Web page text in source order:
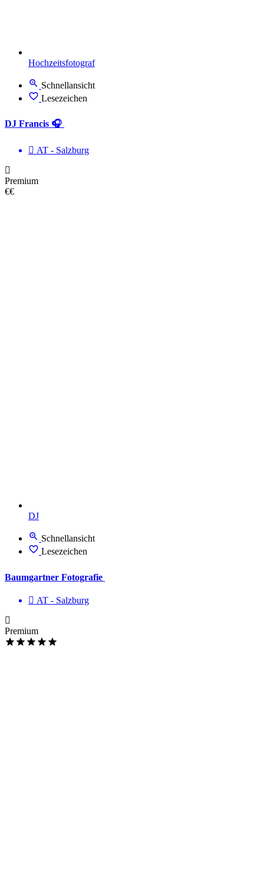
Hochzeitsfotograf
Schnellansicht
Lesezeichen
DJ Francis 🎧
AT - Salzburg
Premium
€€
DJ
Schnellansicht
Lesezeichen
Baumgartner Fotografie
AT - Salzburg
Premium